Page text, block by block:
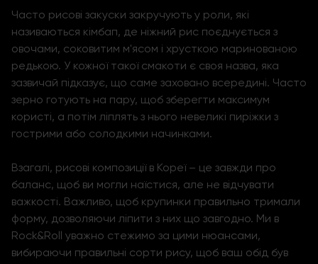
Часто рисові закуски закручують у роли, які
називаються кімбап, де ніжний рис поєднується з
овочами, соковитим м'ясом і хрусткою маринованою
редькою. У кожної такої смакоти є своя назва, яка
зазвичай підказує, що саме заховано всередині. Часто
зерно готують на пару, щоб зберегти максимум
користі, а потім ліплять з нього невеликі пиріжки з
гострими або солодкими начинками.
Взагалі, рисові композиції в Кореї – це завжди про
баланс, щоб ви могли наїстися, але не відчувати
важкості. Важливо, щоб крупинки правильно тримали
форму, дозволяючи ліпити з них що завгодно. Ми в
Rock&Roll уважно стежимо за цими нюансами,
вибираючи правильні сорти рису, щоб ваш обід був